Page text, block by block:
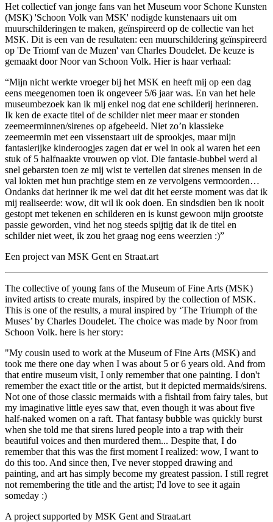
Het collectief van jonge fans van het Museum voor Schone Kunsten
(MSK) 'Schoon Volk van MSK' nodigde kunstenaars uit om
muurschilderingen te maken, geïnspireerd op de collectie van het
MSK. Dit is een van de resultaten: een muurschildering geïnspireerd
op 'De Triomf van de Muzen' van Charles Doudelet. De keuze is
gemaakt door Noor van Schoon Volk. Hier is haar verhaal:
“Mijn nicht werkte vroeger bij het MSK en heeft mij op een dag
eens meegenomen toen ik ongeveer 5/6 jaar was. En van het hele
museumbezoek kan ik mij enkel nog dat ene schilderij herinneren.
Ik ken de exacte titel of de schilder niet meer maar er stonden
zeemeerminnen/sirenes op afgebeeld. Niet zo’n klassieke
zeemeermin met een vissenstaart uit de sprookjes, maar mijn
fantasierijke kinderoogjes zagen dat er wel in ook al waren het een
stuk of 5 halfnaakte vrouwen op vlot. Die fantasie-bubbel werd al
snel gebarsten toen ze mij wist te vertellen dat sirenes mensen in de
val lokten met hun prachtige stem en ze vervolgens vermoorden…
Ondanks dat herinner ik me wel dat dit het eerste moment was dat ik
mij realiseerde: wow, dit wil ik ook doen. En sindsdien ben ik nooit
gestopt met tekenen en schilderen en is kunst gewoon mijn grootste
passie geworden, vind het nog steeds spijtig dat ik de titel en
schilder niet weet, ik zou het graag nog eens weerzien :)”
Een project van MSK Gent en Straat.art
The collective of young fans of the Museum of Fine Arts (MSK)
invited artists to create murals, inspired by the collection of MSK.
This is one of the results, a mural inspired by ‘The Triumph of the
Muses’ by Charles Doudelet. The choice was made by Noor from
Schoon Volk. here is her story:
"My cousin used to work at the Museum of Fine Arts (MSK) and
took me there one day when I was about 5 or 6 years old. And from
that entire museum visit, I only remember that one painting. I don't
remember the exact title or the artist, but it depicted mermaids/sirens.
Not one of those classic mermaids with a fishtail from fairy tales, but
my imaginative little eyes saw that, even though it was about five
half-naked women on a raft. That fantasy bubble was quickly burst
when she told me that sirens lured people into a trap with their
beautiful voices and then murdered them... Despite that, I do
remember that this was the first moment I realized: wow, I want to
do this too. And since then, I've never stopped drawing and
painting, and art has simply become my greatest passion. I still regret
not remembering the title and the artist; I'd love to see it again
someday :)
A project supported by MSK Gent and Straat.art